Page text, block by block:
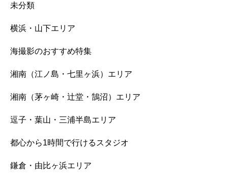
未分類
横浜・山下エリア
海撮影のおすすめ特集
湘南（江ノ島・七里ヶ浜）エリア
湘南（茅ヶ崎・辻堂・鵠沼）エリア
逗子・葉山・三浦半島エリア
都心から1時間で行けるスタジオ
鎌倉・由比ヶ浜エリア